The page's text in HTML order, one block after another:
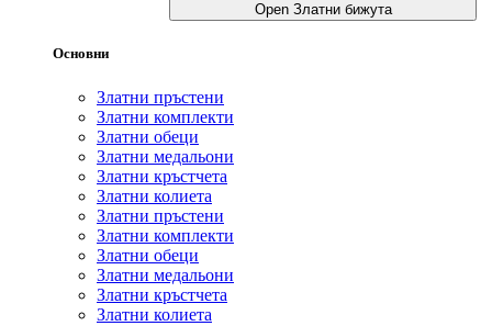
Open Златни бижута
Основни
Златни пръстени
Златни комплекти
Златни обеци
Златни медальони
Златни кръстчета
Златни колиета
Златни пръстени
Златни комплекти
Златни обеци
Златни медальони
Златни кръстчета
Златни колиета